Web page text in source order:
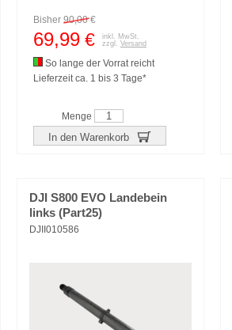
Bisher 90,00€
69,99 €
inkl. MwSt.
zzgl. Versand
So lange der Vorrat reicht
Lieferzeit ca. 1 bis 3 Tage*
Menge
In den Warenkorb
DJI S800 EVO Landebein
links (Part25)
DJII010586